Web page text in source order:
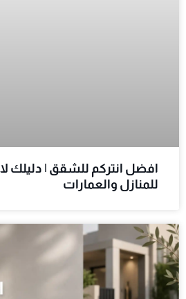
افضل انتركم للشقق | دليلك
للمنازل والعمارات